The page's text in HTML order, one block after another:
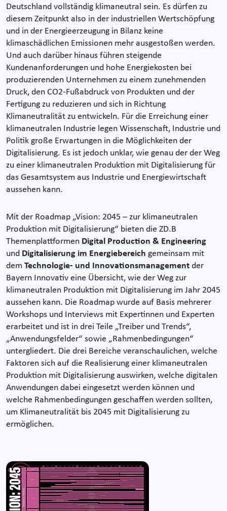
Deutschland vollständig klimaneutral sein. Es dürfen zu
diesem Zeitpunkt also in der industriellen Wertschöpfung
und in der Energieerzeugung in Bilanz keine
klimaschädlichen Emissionen mehr ausgestoßen werden.
Und auch darüber hinaus führen steigende
Kundenanforderungen und hohe Energiekosten bei
produzierenden Unternehmen zu einem zunehmenden
Druck, den CO2-Fußabdruck von Produkten und der
Fertigung zu reduzieren und sich in Richtung
Klimaneutralität zu entwickeln. Für die Erreichung einer
klimaneutralen Industrie legen Wissenschaft, Industrie und
Politik große Erwartungen in die Möglichkeiten der
Digitalisierung. Es ist jedoch unklar, wie genau der der Weg
zu einer klimaneutralen Produktion mit Digitalisierung für
das Gesamtsystem aus Industrie und Energiewirtschaft
aussehen kann.
Mit der Roadmap „Vision: 2045 – zur klimaneutralen
Produktion mit Digitalisierung“ bieten die ZD.B
Themenplattformen Digital Production & Engineering
und Digitalisierung im Energiebereich gemeinsam mit
dem Technologie- und Innovationsmanagement der
Bayern Innovativ eine Übersicht, wie der Weg zur
klimaneutralen Produktion mit Digitalisierung im Jahr 2045
aussehen kann. Die Roadmap wurde auf Basis mehrerer
Workshops und Interviews mit Expertinnen und Experten
erarbeitet und ist in drei Teile „Treiber und Trends“,
„Anwendungsfelder“ sowie „Rahmenbedingungen“
untergliedert. Die drei Bereiche veranschaulichen, welche
Faktoren sich auf die Realisierung einer klimaneutralen
Produktion mit Digitalisierung auswirken, welche digitalen
Anwendungen dabei eingesetzt werden können und
welche Rahmenbedingungen geschaffen werden sollten,
um Klimaneutralität bis 2045 mit Digitalisierung zu
ermöglichen.